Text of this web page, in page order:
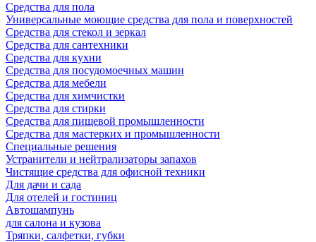
Средства для пола
Универсальные моющие средства для пола и поверхностей
Средства для стекол и зеркал
Средства для сантехники
Средства для кухни
Средства для посудомоечных машин
Средства для мебели
Средства для химчистки
Средства для стирки
Средства для пищевой промышленности
Средства для мастерких и промышленности
Специальные решения
Устранители и нейтрализаторы запахов
Чистящие средства для офисной техники
Для дачи и сада
Для отелей и гостиниц
Автошампунь
для салона и кузова
Тряпки, салфетки, губки